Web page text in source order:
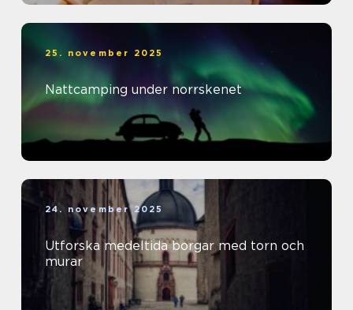
25. november 2025
Nattcamping under norrskenet
24. november 2025
Utforska medeltida borgar med torn och
murar